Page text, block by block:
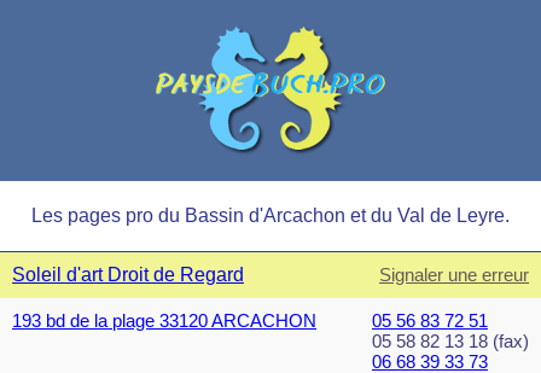
Les pages pro du Bassin d'Arcachon et du Val de Leyre.
Soleil d'art Droit de Regard Signaler une erreur
193 bd de la plage 33120 ARCACHON
05 56 83 72 51
05 58 82 13 18 (fax)
06 68 39 33 73